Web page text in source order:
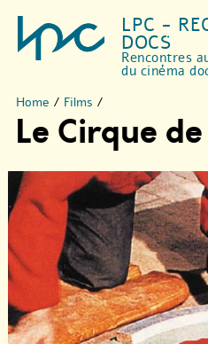
LPC -
DOCS
Rencontres
du cinéma
Home / Films /
Le Cirque